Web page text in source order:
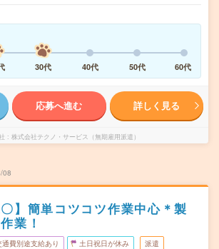
30代 40代 50代 60代
応募へ進む 詳しく見る
株式会社テクノ・サービス（無期雇用派遣）
08
〇】簡単コツコツ作業中心＊製
業！
通費別途支給あり 土日祝日が休み 派遣